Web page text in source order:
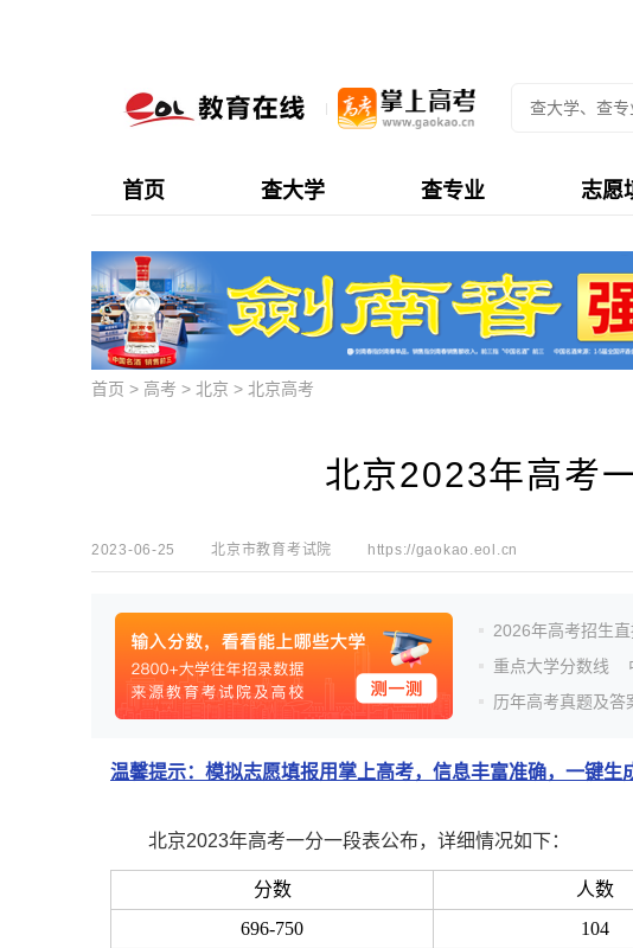
首页 查大学 查专业 志愿
首页 > 高考 > 北京 > 北京高考
北京2023年高考
2023-06-25 北京市教育考试院 https://gaokao.eol.cn
2026年高考招生
重点大学分数线
历年高考真题及答
温馨提示：模拟志愿填报用掌上高考，信息丰富准确，一键生
北京2023年高考一分一段表公布，详细情况如下：
分数 人数
696-750
104